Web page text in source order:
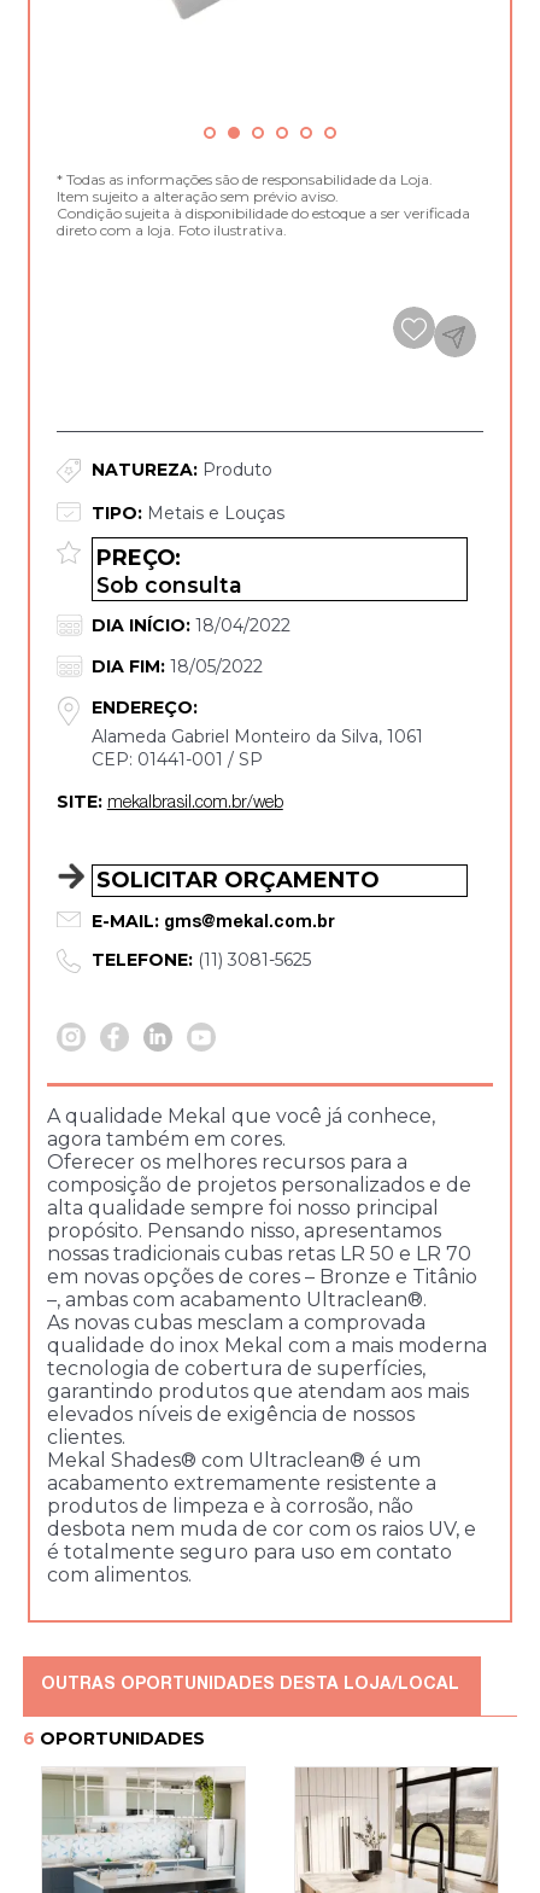
* Todas as informações são de responsabilidade da Loja.
Item sujeito a alteração sem prévio aviso.
Condição sujeita à disponibilidade do estoque a ser verificada
direto com a loja. Foto ilustrativa.
NATUREZA:Produto
TIPO:Metais e Louças
PREÇO:
Sob consulta
DIA INÍCIO:18/04/2022
DIA FIM:18/05/2022
ENDEREÇO:
Alameda Gabriel Monteiro da Silva, 1061
CEP: 01441-001 / SP
SITE: mekalbrasil.com.br/web
SOLICITAR ORÇAMENTO
E-MAIL: gms@mekal.com.br
TELEFONE:(11) 3081-5625
A qualidade Mekal que você já conhece,
agora também em cores.
Oferecer os melhores recursos para a
composição de projetos personalizados e de
alta qualidade sempre foi nosso principal
propósito. Pensando nisso, apresentamos
nossas tradicionais cubas retas LR 50 e LR 70
em novas opções de cores – Bronze e Titânio
–, ambas com acabamento Ultraclean®.
As novas cubas mesclam a comprovada
qualidade do inox Mekal com a mais moderna
tecnologia de cobertura de superfícies,
garantindo produtos que atendam aos mais
elevados níveis de exigência de nossos
clientes.
Mekal Shades® com Ultraclean® é um
acabamento extremamente resistente a
produtos de limpeza e à corrosão, não
desbota nem muda de cor com os raios UV, e
é totalmente seguro para uso em contato
com alimentos.
OUTRAS OPORTUNIDADES DESTA LOJA/LOCAL
6 OPORTUNIDADES